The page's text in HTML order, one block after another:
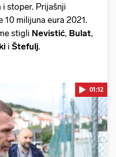
stoper. Prijašnji
10 milijuna eura 2021.
stigli Nevistić, Bulat,
i Štefulj.
videa...
01:12